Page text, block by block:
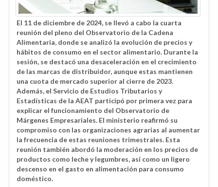
El 11 de diciembre de 2024, se llevó a cabo la cuarta
reunión del pleno del Observatorio de la Cadena
Alimentaria, donde se analizó la evolución de precios y
hábitos de consumo en el sector alimentario. Durante la
sesión, se destacó una desaceleración en el crecimiento
de las marcas de distribuidor, aunque estas mantienen
una cuota de mercado superior al cierre de 2023.
Además, el Servicio de Estudios Tributarios y
Estadísticas de la AEAT participó por primera vez para
explicar el funcionamiento del Observatorio de
Márgenes Empresariales. El ministerio reafirmó su
compromiso con las organizaciones agrarias al aumentar
la frecuencia de estas reuniones trimestrales. Esta
reunión también abordó la moderación en los precios de
productos como leche y legumbres, así como un ligero
descenso en el gasto en alimentación para consumo
doméstico.